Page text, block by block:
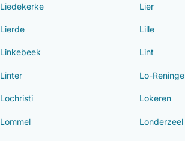
Liedekerke Lier
Lierde Lille
Linkebeek Lint
Linter Lo-Reninge
Lochristi Lokeren
Lommel Londerzeel